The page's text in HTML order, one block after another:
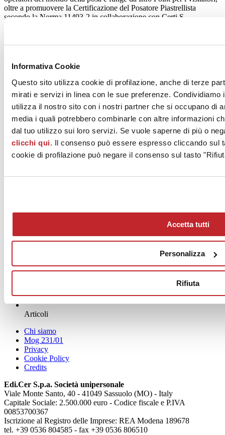
Informativa Cookie
Questo sito utilizza cookie di profilazione, anche di terze
mirati e servizi in linea con le sue preferenze.
utilizza il nostro sito con i nostri partner che si occupano di
media i quali potrebbero combinarle con altre informazioni
dal tuo utilizzo sui loro servizi. Se vuole saperne di più o
clicchi qui. Il consenso può essere espresso cliccando sul
cookie di profilazione può negare il consenso sul tasto
Accetta tutti
Personalizza
Rifiuta
oltre a promuovere la Certificazione del Posatore Piastrellista
secondo la Norma 11493-2 in collaborazione con Certi.S.
ai Lastrificatori XXL e all’esposizioni dei lavabi realizzati con
spazio è dedicato all’outdoor
pavimenti sopraelevati e per esterni.Assoposa in Rosaè una terza
area dedicata alle donne che lavorano nel mondo dell’edilizia e in
particolare alle figure femminili impegnate all’interno dei punti
vendita.
Infine, la web radioCasa Italia, network specializzato nel mondo
della casa e dell’abitare, trasmetterà per i cinque giorni di Cersaie
dalla Città della Posa grazie alla presenza di Paolo Leccese,
conduttore del programma “Bricks & Music”, in diretta ogni giorno
dalle 9,30 con un tema ed ospiti sempre diversi.
aziende
Articoli
Chi siamo
Mog 231/01
Privacy
Cookie Policy
Credits
Edi.Cer S.p.a. Società unipersonale
Viale Monte Santo, 40 - 41049 Sassuolo (MO) - Italy
Capitale Sociale: 2.500.000 euro - Codice fiscale e P.IVA
00853700367
Iscrizione al Registro delle Imprese: REA Modena 189678
tel. +39 0536 804585 - fax +39 0536 806510